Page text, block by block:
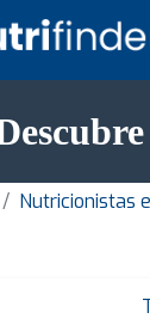
Nutricionistas